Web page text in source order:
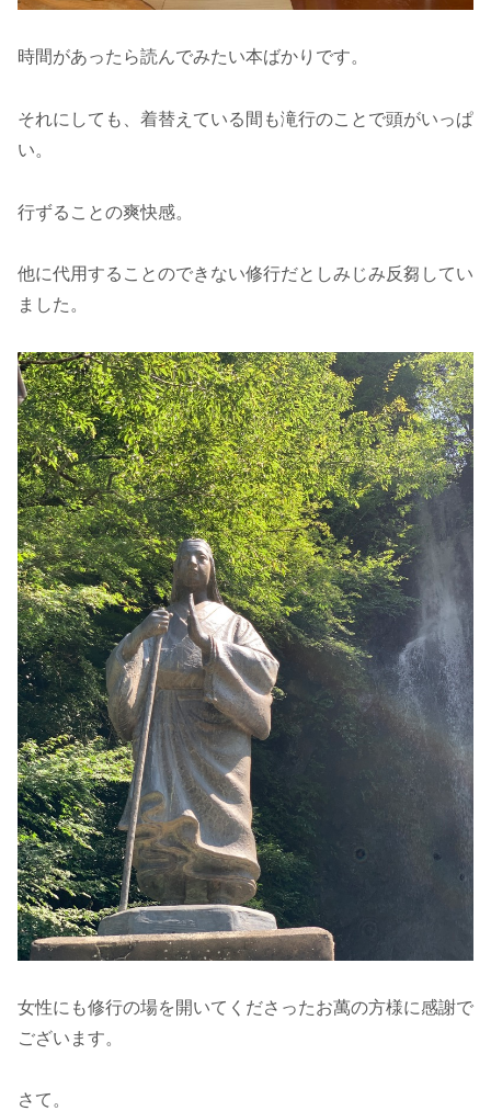
時間があったら読んでみたい本ばかりです。
それにしても、着替えている間も滝行のことで頭がいっぱ
い。
行ずることの爽快感。
他に代用することのできない修行だとしみじみ反芻してい
ました。
女性にも修行の場を開いてくださったお萬の方様に感謝で
ございます。
さて。